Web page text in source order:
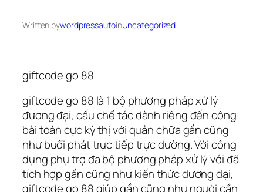
Written bywordpressautoinUncategorized
giftcode go 88
giftcode go 88 là 1 bộ phương pháp xử lý
đương đại, cấu chế tác dành riêng đến công
bài toán cực kỳ thị với quản chữa gần cũng
như buổi phát trực tiếp trực đường. Với công
dụng phụ trợ đa bộ phương pháp xử lý với đã
tích hợp gần cũng như kiến thức đương đại,
giftcode go 88 giúp gần cũng như người cần